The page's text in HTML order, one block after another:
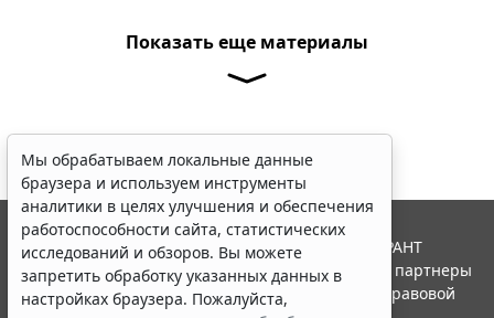
Показать еще материалы
Мы обрабатываем локальные данные
браузера и используем инструменты
аналитики в целях улучшения и обеспечения
работоспособности сайта, статистических
исследований и обзоров. Вы можете
запретить обработку указанных данных в
настройках браузера. Пожалуйста,
© ООО "НПП "ГАРАНТ-СЕРВИС", 2026. Система ГАРАНТ
выпускается с 1990 года. Компания "Гарант" и ее партнеры
являются участниками Российской ассоциации правовой